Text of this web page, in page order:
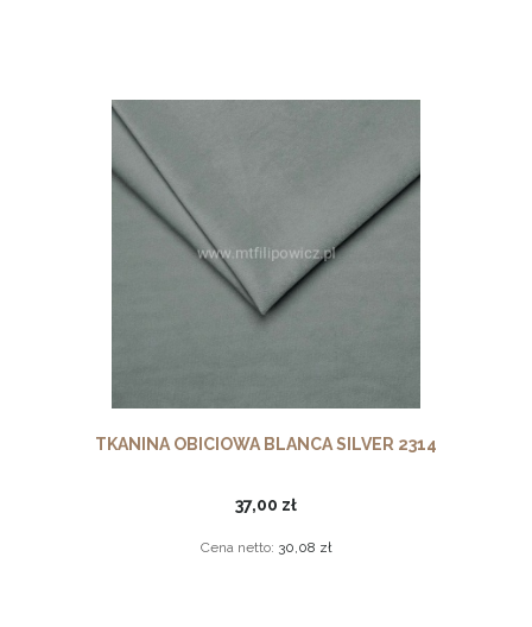
TKANINA OBICIOWA BLANCA SILVER 2314
37,00 zł
Cena netto: 30,08 zł